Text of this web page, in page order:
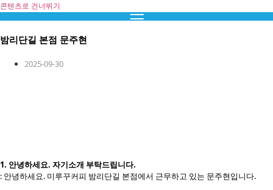
콘텐츠로 건너뛰기
밤리단길 본점 문주현
2025-09-30
1. 안녕하세요. 자기소개 부탁드립니다.
: 안녕하세요. 미루꾸커피 밤리단길 본점에서 근무하고 있는 문주현입니다.